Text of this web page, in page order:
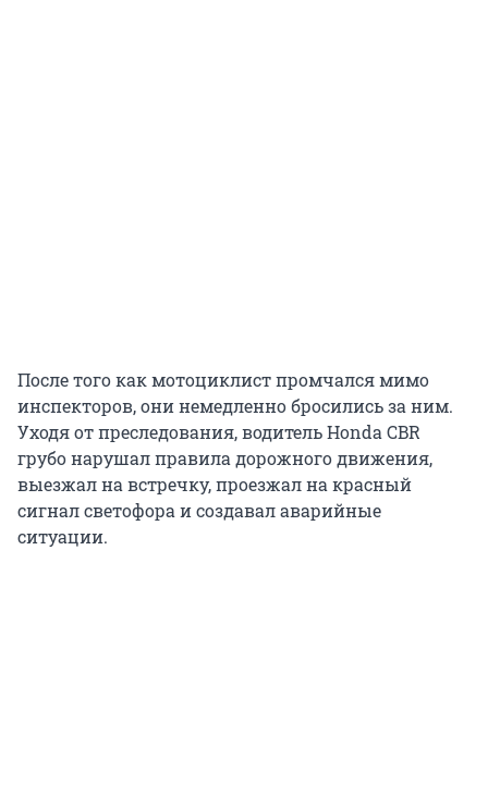
После того как мотоциклист промчался мимо
инспекторов, они немедленно бросились за ним.
Уходя от преследования, водитель Honda CBR
грубо нарушал правила дорожного движения,
выезжал на встречку, проезжал на красный
сигнал светофора и создавал аварийные
ситуации.